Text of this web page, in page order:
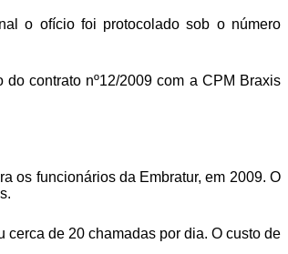
o ofício foi protocolado sob o número
contrato nº12/2009 com a CPM Braxis
os funcionários da Embratur, em 2009. O
de 20 chamadas por dia. O custo de